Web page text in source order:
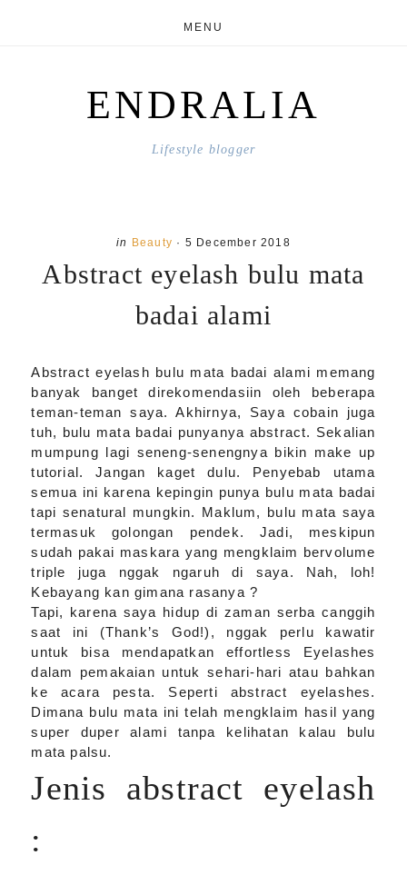
MENU
ENDRALIA
Lifestyle blogger
in Beauty · 5 December 2018
Abstract eyelash bulu mata
badai alami
Abstract eyelash bulu mata badai alami memang
banyak banget direkomendasiin oleh beberapa
teman-teman saya. Akhirnya, Saya cobain juga
tuh, bulu mata badai punyanya abstract. Sekalian
mumpung lagi seneng-senengnya bikin make up
tutorial. Jangan kaget dulu. Penyebab utama
semua ini karena kepingin punya bulu mata badai
tapi senatural mungkin. Maklum, bulu mata saya
termasuk golongan pendek. Jadi, meskipun
sudah pakai maskara yang mengklaim bervolume
triple juga nggak ngaruh di saya. Nah, loh!
Kebayang kan gimana rasanya ?
Tapi, karena saya hidup di zaman serba canggih
saat ini (Thank’s God!), nggak perlu kawatir
untuk bisa mendapatkan effortless Eyelashes
dalam pemakaian untuk sehari-hari atau bahkan
ke acara pesta. Seperti abstract eyelashes.
Dimana bulu mata ini telah mengklaim hasil yang
super duper alami tanpa kelihatan kalau bulu
mata palsu.
Jenis abstract eyelash
: